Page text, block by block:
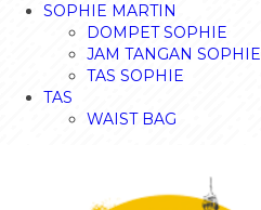
SOPHIE MARTIN
DOMPET SOPHIE
JAM TANGAN SOPHIE
TAS SOPHIE
TAS
WAIST BAG